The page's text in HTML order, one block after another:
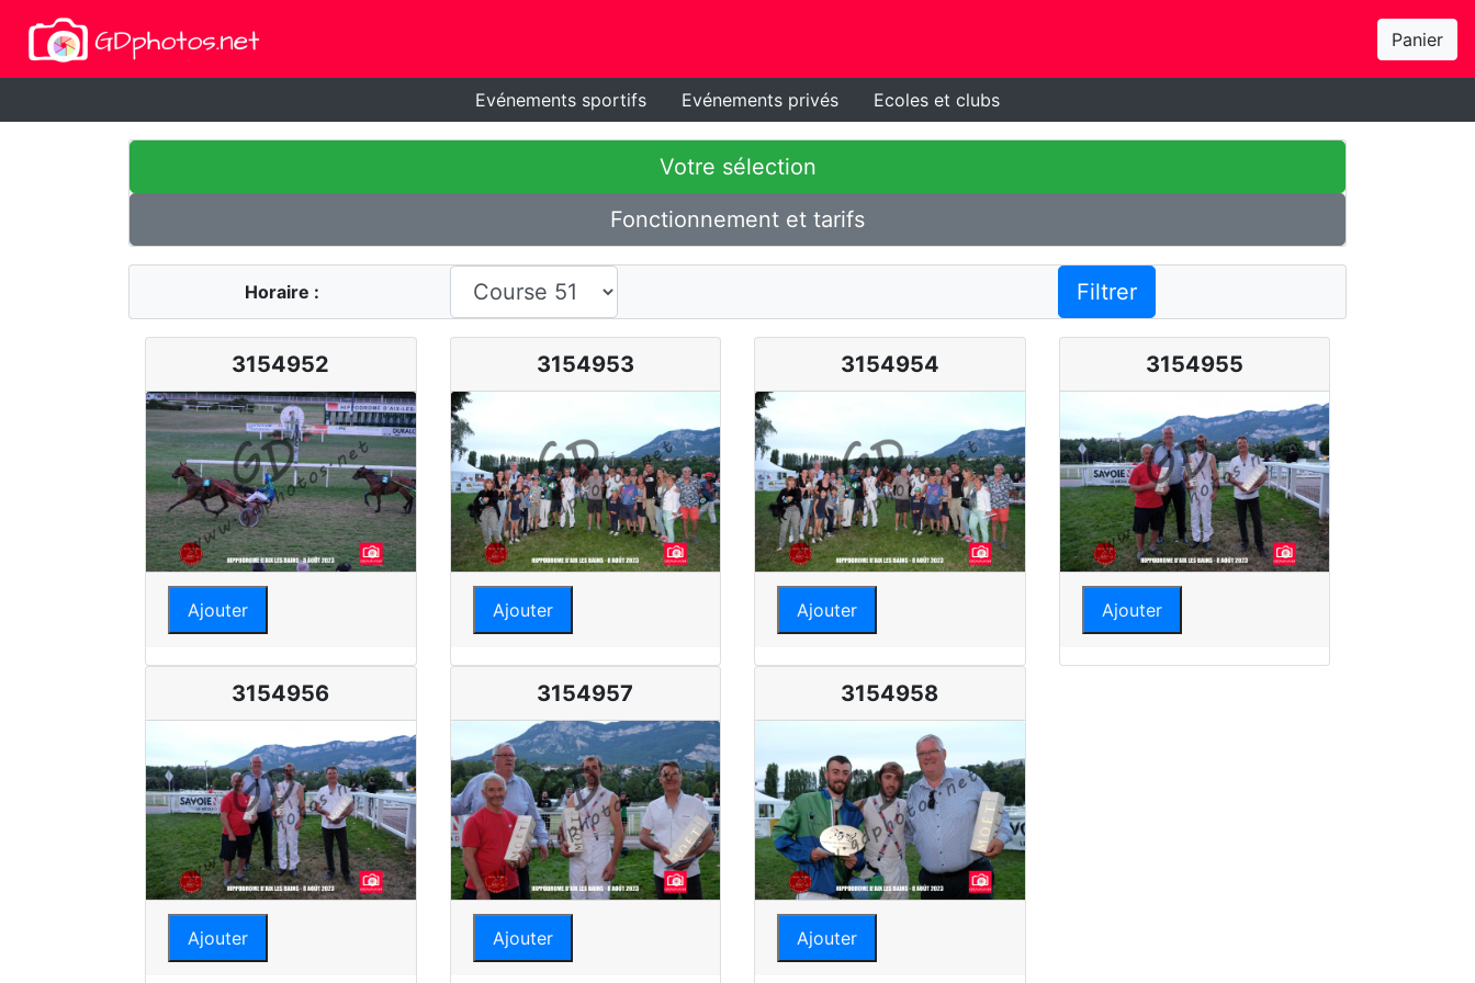
Panier
Evénements sportifs Evénements privés Ecoles et clubs
Votre sélection
Fonctionnement et tarifs
Horaire : Filtrer
3154952
Ajouter
3154953
Ajouter
3154954
Ajouter
3154955
Ajouter
3154956
Ajouter
3154957
Ajouter
3154958
Ajouter